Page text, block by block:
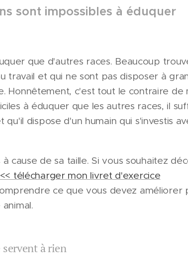
sont impossibles à éduquer
que d'autres races. Beaucoup
travail et qui ne sont pas disposer à
Honnêtement, c'est tout le contraire de
à éduquer que les autres races, il
dispose d'un humain qui s'investis
cause de sa taille. Si vous souhaitez
<< télécharger mon livret d'exercice
ce que vous devez améliorer
à rien